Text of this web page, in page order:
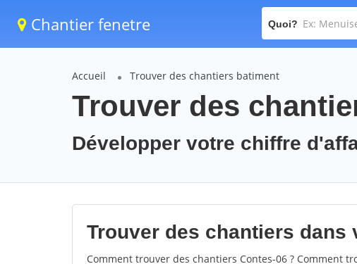
Chantier fenetre Quoi?
Accueil Trouver des chantiers batiment
Trouver des
Développer votre chiffre
Trouver des chantiers dans
Comment trouver des chantiers Contes-06 ? Comment